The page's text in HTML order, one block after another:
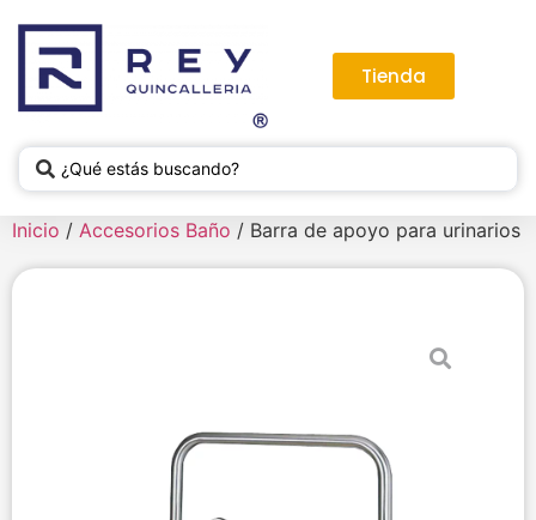
Tienda
Inicio / Accesorios Baño / Barra de apoyo para urinarios